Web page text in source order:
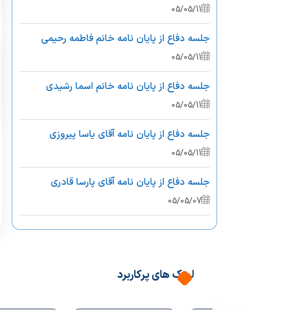
05/05/11
جلسه دفاع از پایان نامه خانم فاطمه رحیمی
05/05/11
جلسه دفاع از پایان نامه خانم اسما رشیدی
05/05/11
جلسه دفاع از پایان نامه آقای یاسا پیروزی
05/05/11
جلسه دفاع از پایان نامه آقای پارسا قادری
05/05/07
جلسه دفاع از پایان نامه خانم سمانه اصغری
جلسه دفاع از پایان نامه آقای حسین حسین زاده
لینک های پرکاربرد